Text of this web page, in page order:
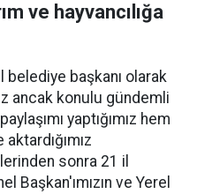
ve hayvancılığa
başkanı olarak
ancak konulu gündemli
yaptığımız hem
sonra 21 il
Başkan'ımızın ve Yerel